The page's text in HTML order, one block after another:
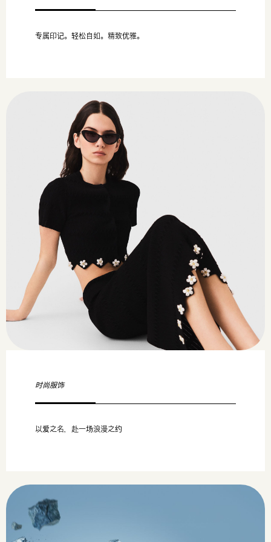
专属印记。轻松自如。精致优雅。
时尚服饰
以爱之名，赴一场浪漫之约